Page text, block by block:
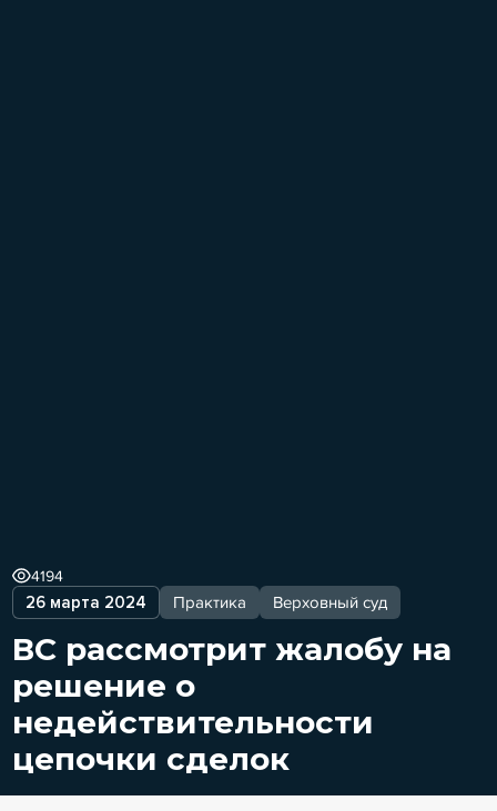
26 марта 2024 Практика Верховный суд
4194
ВС рассмотрит жалобу на
решение о
недействительности
цепочки сделок